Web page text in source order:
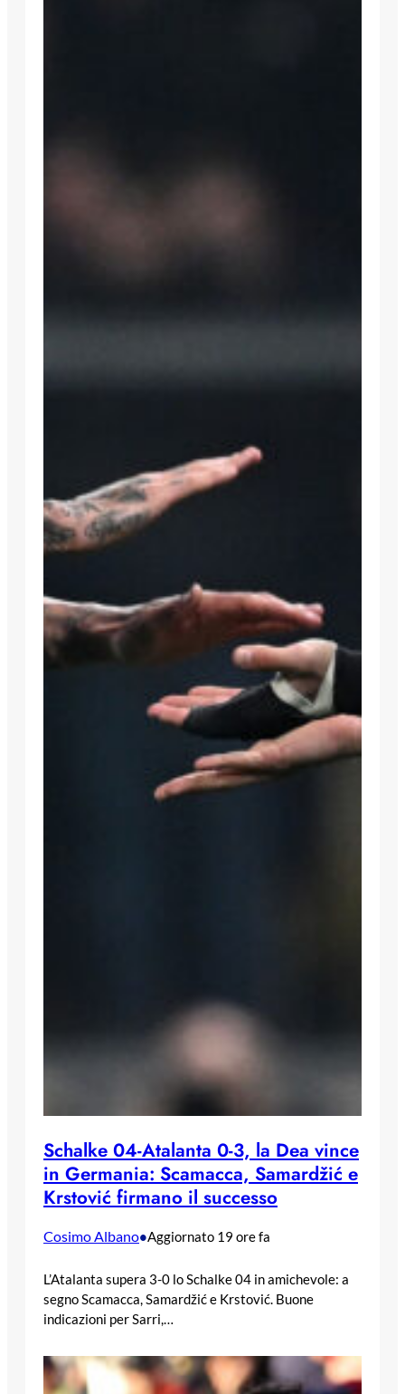
Schalke 04-Atalanta 0-3, la Dea vince
in Germania: Scamacca, Samardžić e
Krstović firmano il successo
Cosimo Albano•Aggiornato 19 ore fa
L’Atalanta supera 3-0 lo Schalke 04 in amichevole: a
segno Scamacca, Samardžić e Krstović. Buone
indicazioni per Sarri,…